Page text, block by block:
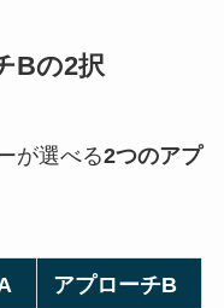
Bの2択
が選べる2つのアプ
アプローチB